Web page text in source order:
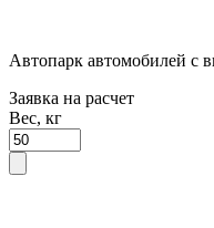
Автопарк автомобилей с
Заявка на расчет
Вес, кг